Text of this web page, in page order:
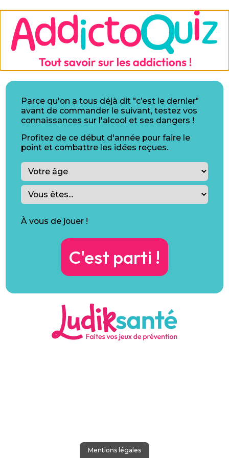
Parce qu'on a tous déjà dit "c’est le dernier"
avant de commander le suivant, testez vos
connaissances sur l'alcool et ses dangers !
Profitez de ce début d'année pour faire le
point et combattre les idées reçues.
À vous de jouer !
Mentions légales